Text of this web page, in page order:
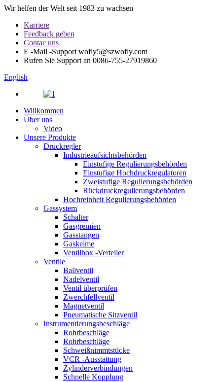
Wir helfen der Welt seit 1983 zu wachsen
Karriere
Feedback geben
Contac uns
E -Mail -Support wofly5@szwofly.com
Rufen Sie Support an 0086-755-27919860
English
Willkommen
Über uns
Video
Unsere Produkte
Druckregler
Industrieaufsichtsbehörden
Einstufige Regulierungsbehörden
Einstufige Hochdruckregulatoren
Zweistufige Regulierungsbehörden
Rückdruckregulierungsbehörden
Hochreinheit Regulierungsbehörden
Gassystem
Schalter
Gasgremien
Gasstangen
Gaskeime
Ventilbox -Verteiler
Ventile
Ballventil
Nadelventil
Ventil überprüfen
Zwerchfellventil
Magnetventil
Pneumatische Sitzventil
Instrumentierungsbeschläge
Rohrbeschläge
Rohrbeschläge
Schweißnimmtstücke
VCR -Ausstattung
Zylinderverbindungen
Schnelle Kopplung